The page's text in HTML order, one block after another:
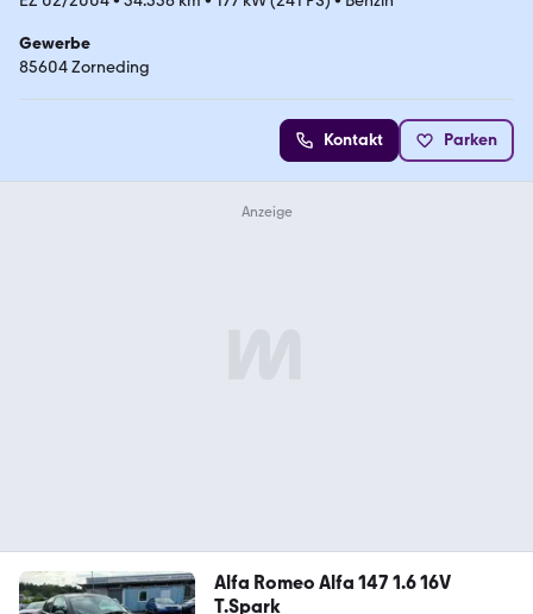
Gewerbe
85604 Zorneding
Kontakt Parken
Alfa Romeo Alfa 147 1.6 16V
T.Spark